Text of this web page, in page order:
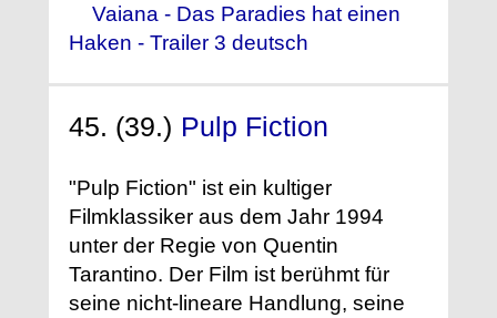
Vaiana - Das Paradies hat einen
Haken - Trailer 3 deutsch
45. (39.) Pulp Fiction
"Pulp Fiction" ist ein kultiger
Filmklassiker aus dem Jahr 1994
unter der Regie von Quentin
Tarantino. Der Film ist berühmt für
seine nicht-lineare Handlung, seine